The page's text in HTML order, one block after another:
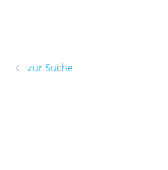
zur Suche